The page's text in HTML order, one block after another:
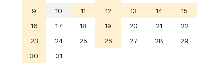
9
10 11 12 13 14
15
16
17 18 19 20 21
22
23
24 25 26 27 28
29
30
31